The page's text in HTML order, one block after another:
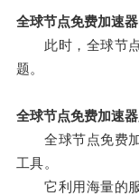
全球节点免费加速
此时，全球节点
题。
全球节点免费加速
全球节点免费加
工具。
它利用海量的服